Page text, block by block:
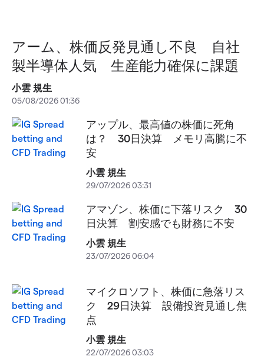
アーム、株価反発見通し不良 自社
製半導体人気 生産能力確保に課題
小雲 規生
05/08/2026 01:36
アップル、最高値の株価に死角
は？ 30日決算 メモリ高騰に不
安
小雲 規生
29/07/2026 03:31
アマゾン、株価に下落リスク 30
日決算 割安感でも財務に不安
小雲 規生
23/07/2026 06:04
マイクロソフト、株価に急落リス
ク 29日決算 設備投資見通し焦
点
小雲 規生
22/07/2026 03:03